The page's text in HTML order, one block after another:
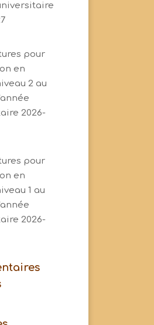
pour
en
2 au
2026-
pour
en
1 au
2026-